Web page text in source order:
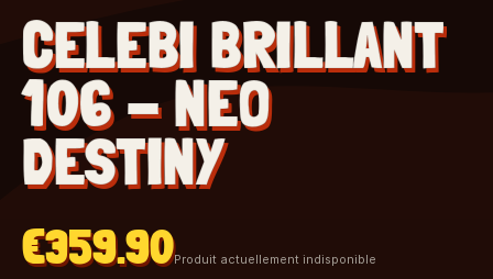
CELEBI BRILLANT
106 - NEO
DESTINY
€359.90Produit actuellement indisponible